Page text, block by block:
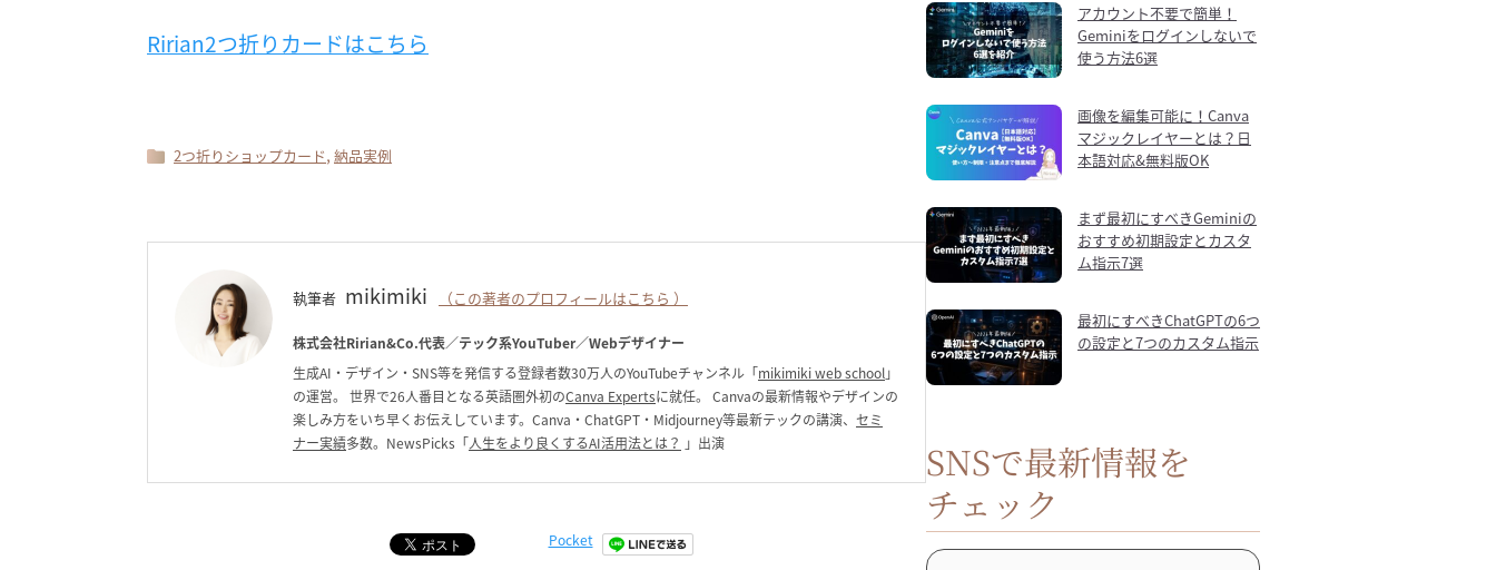
Ririan2つ折りカードはこちら
2つ折りショップカード, 納品実例
執筆者 mikimiki （この著者のプロフィールはこちら ）
株式会社Ririan&Co.代表／テック系YouTuber／Webデザイナー
生成AI・デザイン・SNS等を発信する登録者数30万人のYouTubeチャンネル「mikimiki web school」
の運営。 世界で26人番目となる英語圏外初のCanva Expertsに就任。 Canvaの最新情報やデザインの
楽しみ方をいち早くお伝えしています。Canva・ChatGPT・Midjourney等最新テックの講演、 セミ
ナー実績多数。NewsPicks「人生をより良くするAI活用法とは？ 」出演
Pocket
アカウント不要で簡単！
Geminiをログインしないで
使う方法6選
画像を編集可能に！Canva
マジックレイヤーとは？日
本語対応&無料版OK
まず最初にすべきGeminiの
おすすめ初期設定とカスタ
ム指示7選
最初にすべきChatGPTの6つ
の設定と7つのカスタム指示
SNSで最新情報を
チェック